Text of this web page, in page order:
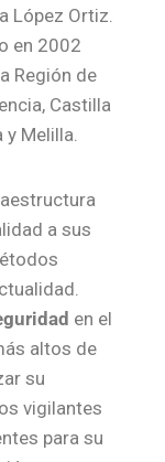
López Ortiz.
en 2002
Región de
Castilla
y Melilla.
a sus
en el
altos de
su
vigilantes
para su